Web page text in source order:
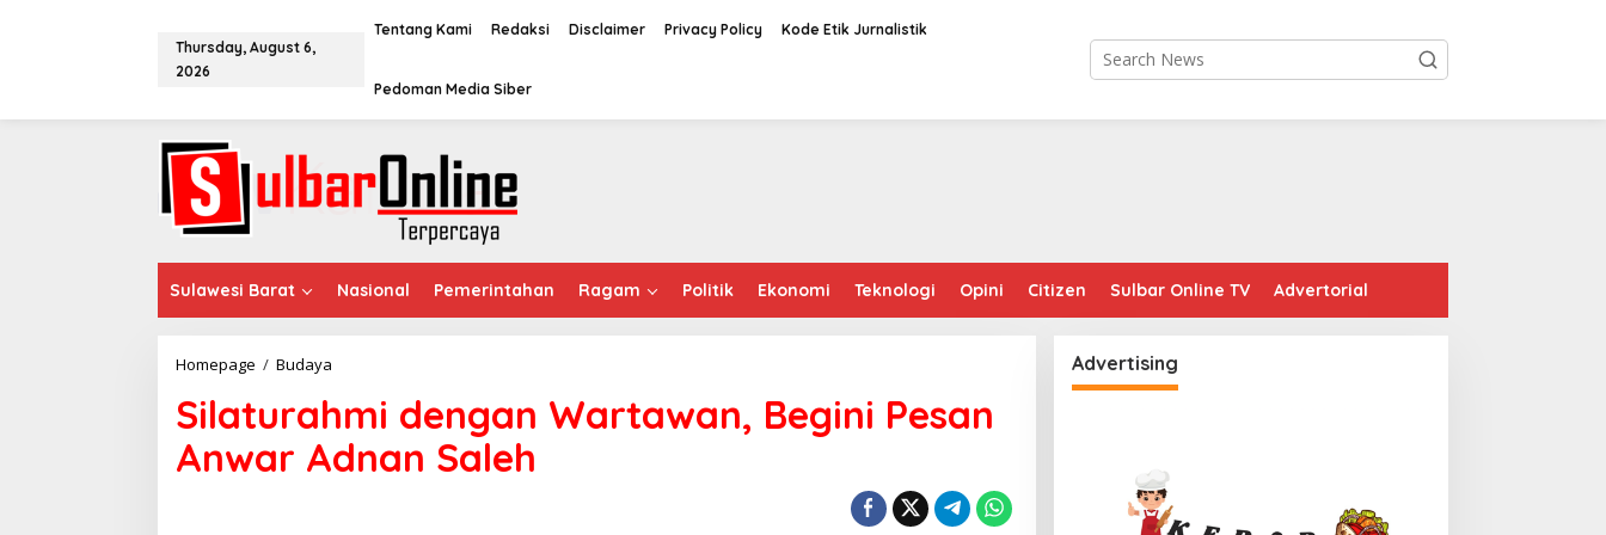
o
Thursday, August 6,
2026
Tentang Kami Redaksi Disclaimer Privacy Policy Kode Etik Jurnalistik
Pedoman Media Siber
Sulawesi Barat Nasional Pemerintahan Ragam Politik Ekonomi Teknologi Opini Citizen Sulbar Online TV Advertorial
Homepage / Budaya
l
a
t
u
Silaturahmi dengan Wartawan, Begini Pesan
Anwar Adnan Saleh
Advertising